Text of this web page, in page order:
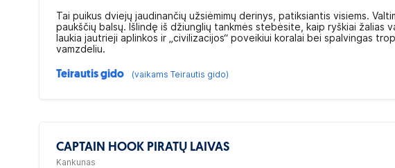
Tai puikus dviejų jaudinančių užsiėmimų derinys, patiksiantis visiems.
paukščių balsų. Išlindę iš džiunglių tankmės stebėsite, kaip ryškiai žalias
laukia jautrieji aplinkos ir „civilizacijos“ poveikiui koralai bei spalvingas
vamzdeliu.
Teirautis gido (vaikams Teirautis gido)
CAPTAIN HOOK PIRATŲ LAIVAS
Kankunas